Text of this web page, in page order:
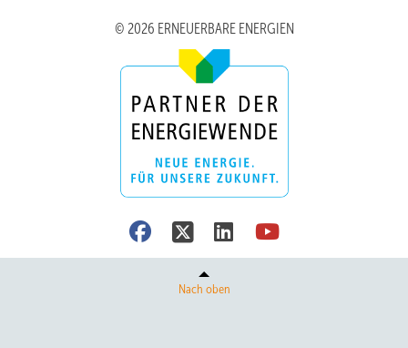
© 2026 ERNEUERBARE ENERGIEN
Nach oben